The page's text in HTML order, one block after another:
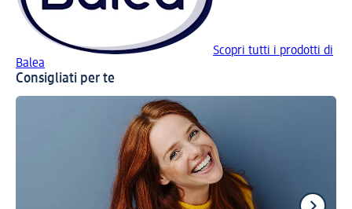
Scopri tutti i prodotti di
Balea
Consigliati per te